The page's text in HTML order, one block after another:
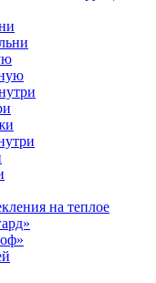
на теплое